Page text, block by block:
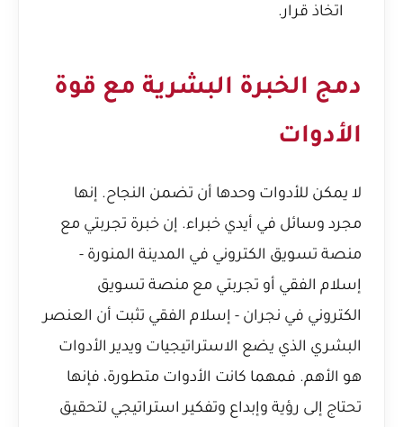
اتخاذ قرار.
دمج الخبرة البشرية مع قوة
الأدوات
لا يمكن للأدوات وحدها أن تضمن النجاح. إنها
مجرد وسائل في أيدي خبراء. إن خبرة تجربتي مع
منصة تسويق الكتروني في المدينة المنورة -
إسلام الفقي أو تجربتي مع منصة تسويق
الكتروني في نجران - إسلام الفقي تثبت أن العنصر
البشري الذي يضع الاستراتيجيات ويدير الأدوات
هو الأهم. فمهما كانت الأدوات متطورة، فإنها
تحتاج إلى رؤية وإبداع وتفكير استراتيجي لتحقيق